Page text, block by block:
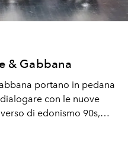
& Gabbana
portano in pedana
con le nuove
di edonismo 90s,
senza regole, un
mondo robotico, grazie